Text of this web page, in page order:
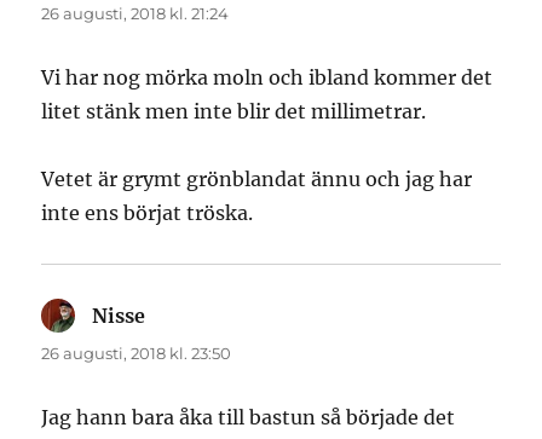
26 augusti, 2018 kl. 21:24
Vi har nog mörka moln och ibland kommer det
litet stänk men inte blir det millimetrar.
Vetet är grymt grönblandat ännu och jag har
inte ens börjat tröska.
Nisse
26 augusti, 2018 kl. 23:50
Jag hann bara åka till bastun så började det